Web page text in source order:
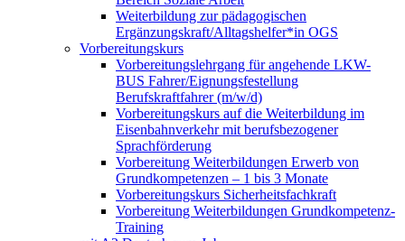
Weiterbildung zur pädagogischen
Ergänzungskraft/Alltagshelfer*in OGS
Vorbereitungskurs
Vorbereitungslehrgang für angehende LKW-
BUS Fahrer/Eignungsfestellung
Berufskraftfahrer (m/w/d)
Vorbereitungskurs auf die Weiterbildung im
Eisenbahnverkehr mit berufsbezogener
Sprachförderung
Vorbereitung Weiterbildungen Erwerb von
Grundkompetenzen – 1 bis 3 Monate
Vorbereitungskurs Sicherheitsfachkraft
Vorbereitung Weiterbildungen Grundkompetenz-
Training